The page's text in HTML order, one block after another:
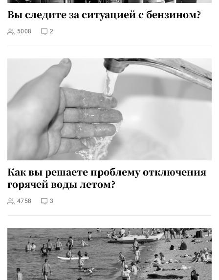
Вы следите за ситуацией с бензином?
5008 2
Как вы решаете проблему отключения
горячей воды летом?
4758 3